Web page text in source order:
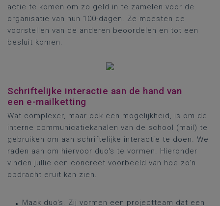
actie te komen om zo geld in te zamelen voor de
organisatie van hun 100-dagen. Ze moesten de
voorstellen van de anderen beoordelen en tot een
besluit komen.
Schriftelijke interactie aan de hand van
een e-mailketting
Wat complexer, maar ook een mogelijkheid, is om de
interne communicatiekanalen van de school (mail) te
gebruiken om aan schriftelijke interactie te doen. We
raden aan om hiervoor duo's te vormen. Hieronder
vinden jullie een concreet voorbeeld van hoe zo'n
opdracht eruit kan zien.
Maak duo's. Zij vormen een projectteam dat een